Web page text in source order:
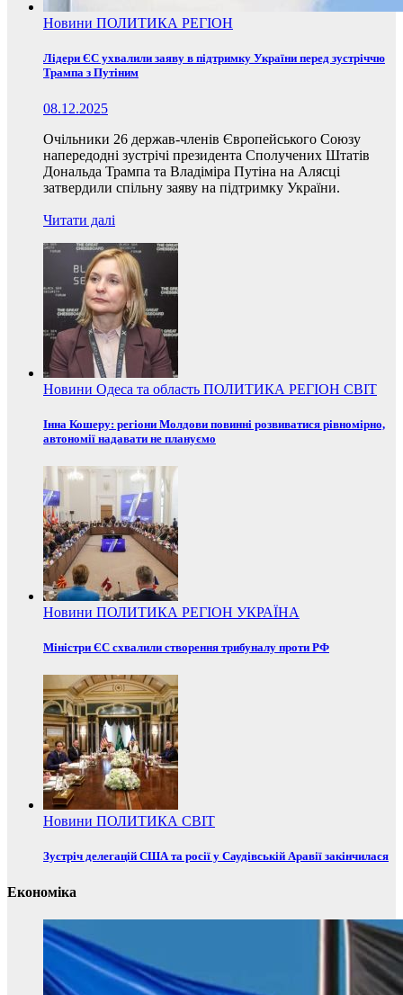
Новини ПОЛИТИКА РЕГІОН
Лідери ЄС ухвалили заяву в підтримку України перед зустріччю
Трампа з Путіним
08.12.2025
Очільники 26 держав-членів Європейського Союзу
напередодні зустрічі президента Сполучених Штатів
Дональда Трампа та Владіміра Путіна на Алясці
затвердили спільну заяву на підтримку України.
Читати далі
Новини Одеса та область ПОЛИТИКА РЕГІОН СВІТ
Інна Кошеру: регіони Молдови повинні розвиватися рівномірно,
автономії надавати не плануємо
Новини ПОЛИТИКА РЕГІОН УКРАЇНА
Міністри ЄС схвалили створення трибуналу проти РФ
Новини ПОЛИТИКА СВІТ
Зустріч делегацій США та росії у Саудівській Аравії закінчилася
Економіка